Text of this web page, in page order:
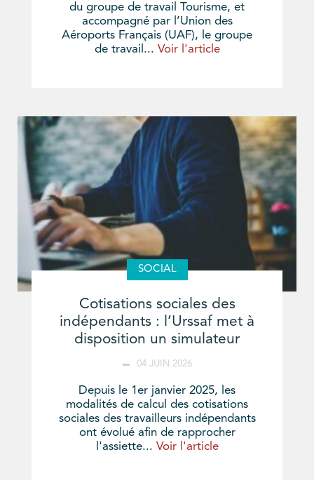
du groupe de travail Tourisme, et
accompagné par l’Union des
Aéroports Français (UAF), le groupe
de travail... Voir l'article
SOCIAL
Cotisations sociales des
indépendants : l’Urssaf met à
disposition un simulateur
04 JUIN 2026
Depuis le 1er janvier 2025, les
modalités de calcul des cotisations
sociales des travailleurs indépendants
ont évolué afin de rapprocher
l'assiette... Voir l'article